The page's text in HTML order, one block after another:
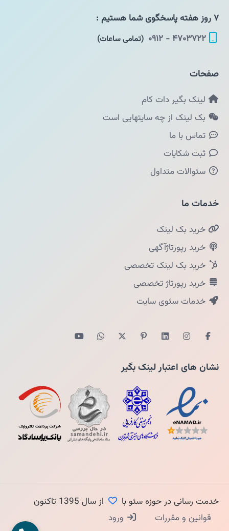
۷ روز هفته پاسخگوی شما هستیم :
۴۷۰۳۷۲۲ - ۰۹۱۲
(تمامی ساعات)
صفحات
لینک بگیر دات کام
بک لینک از چه سایتهایی است
تماس با ما
ثبت شکایات
سئوالات متداول
خدمات ما
خرید بک لینک
خرید رپورتاژآگهی
خرید بک لینک تخصصی
خرید رپورتاژ تخصصی
خدمات سئوی سایت
نشان های اعتبار لینک بگیر
خدمت رسانی در حوزه سئو با
از سال 1395 تاکنون
قوانین و مقررات
ورود